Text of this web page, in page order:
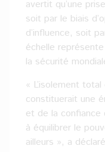
avertit qu’une
soit par le biais
d’influence, soit
échelle
la sécurité
« L’isolement
constituerait une
et de la confiance
à équilibrer le
ailleurs », a